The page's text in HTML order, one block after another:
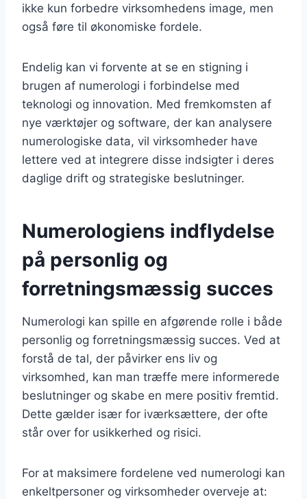
ikke kun forbedre virksomhedens image, men
også føre til økonomiske fordele.
Endelig kan vi forvente at se en stigning i
brugen af numerologi i forbindelse med
teknologi og innovation. Med fremkomsten af
nye værktøjer og software, der kan analysere
numerologiske data, vil virksomheder have
lettere ved at integrere disse indsigter i deres
daglige drift og strategiske beslutninger.
Numerologiens indflydelse
på personlig og
forretningsmæssig succes
Numerologi kan spille en afgørende rolle i både
personlig og forretningsmæssig succes. Ved at
forstå de tal, der påvirker ens liv og
virksomhed, kan man træffe mere informerede
beslutninger og skabe en mere positiv fremtid.
Dette gælder især for iværksættere, der ofte
står over for usikkerhed og risici.
For at maksimere fordelene ved numerologi kan
enkeltpersoner og virksomheder overveje at: